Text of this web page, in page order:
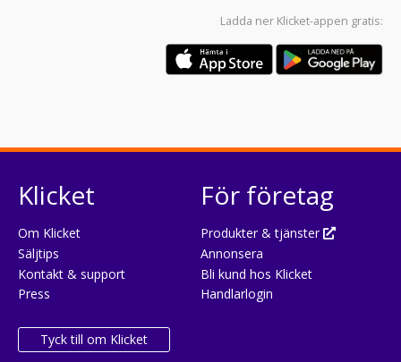
Ladda ner Klicket-appen gratis:
Klicket
Om Klicket
Säljtips
Kontakt & support
Press
Tyck till om Klicket
För företag
Produkter & tjänster
Annonsera
Bli kund hos Klicket
Handlarlogin